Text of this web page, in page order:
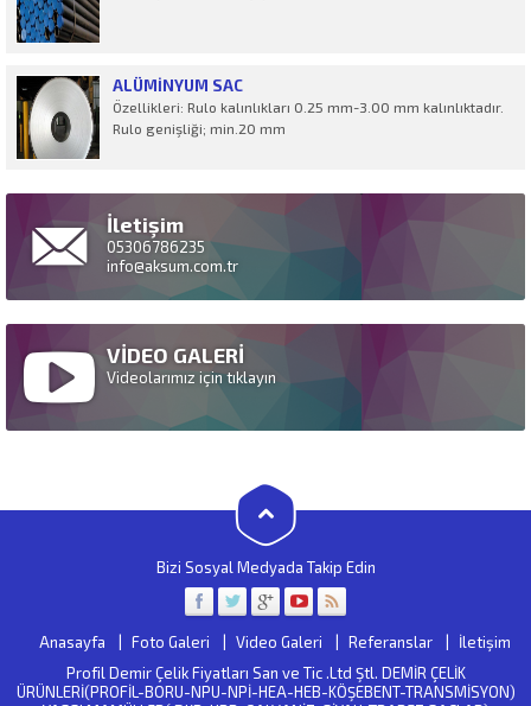
ALÜMINYUM SAC
Özellikleri: Rulo kalınlıkları 0.25 mm-3.00 mm kalınlıktadır.
Rulo genişliği; min.20 mm
İletişim
05306786235
info@aksum.com.tr
VİDEO GALERİ
Videolarımız için tıklayın
Bizi Sosyal Medyada Takip Edin
Anasayfa Foto Galeri Video Galeri Referanslar
İletişim
Profil Demir Çelik Fiyatları San ve Tic .Ltd Ştl. DEMİR ÇELİK
ÜRÜNLERİ(PROFİL-BORU-NPU-NPİ-HEA-HEB-KÖŞEBENT-TRANSMİSYON)